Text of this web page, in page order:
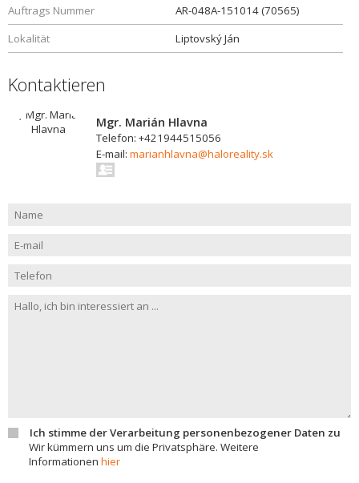
Auftrags Nummer
AR-048A-151014 (70565)
Lokalität
Liptovský Ján
Kontaktieren
Mgr. Marián Hlavna
Telefon: +421944515056
E-mail: marianhlavna@haloreality.sk
Ich stimme der Verarbeitung personenbezogener Daten zu
Wir kümmern uns um die Privatsphäre. Weitere
Informationen hier